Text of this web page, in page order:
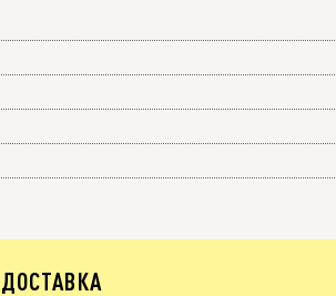
ДОСТАВКА